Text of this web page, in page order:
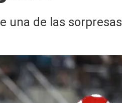
una de las